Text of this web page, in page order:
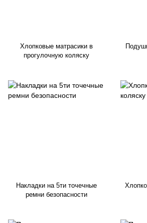
Хлопковые матрасики в
прогулочную коляску
Накладки на 5ти точечные
ремни безопасности